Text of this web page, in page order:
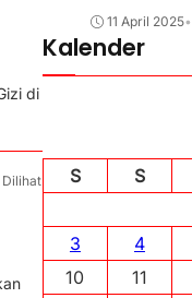
di
11 April 2025•
Kalender
S
S
3
4
10
11